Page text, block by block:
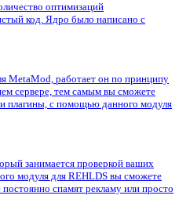
оптимизаций
код. Ядро было написано с
MetaMod, работает он по принципу
сервере, тем самым вы сможете
плагины, с помощью данного модуля
занимается проверкой ваших
модуля для REHLDS вы сможете
спамят рекламу или просто